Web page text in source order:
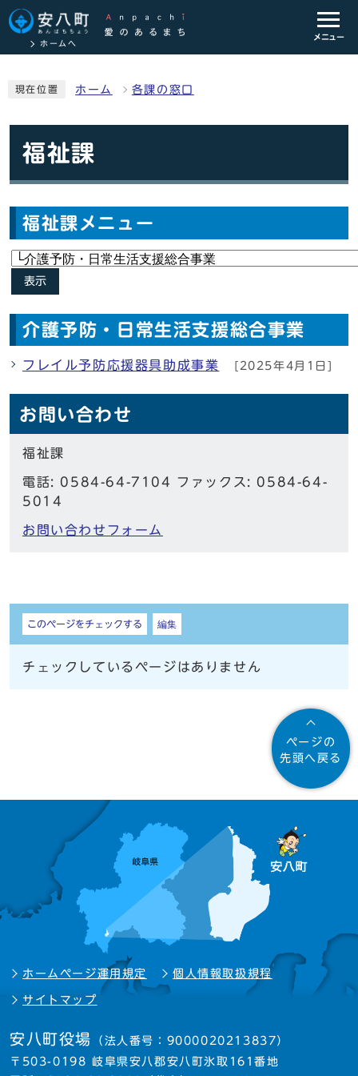
ホームへ
メニュー
現在位置 ホーム 各課の窓口
福祉課
福祉課メニュー
表示
介護予防・日常生活支援総合事業
フレイル予防応援器具助成事業 [2025年4月1日]
お問い合わせ
福祉課
電話: 0584-64-7104 ファックス: 0584-64-
5014
お問い合わせフォーム
しおり
このページをチェックする 編集
チェックしているページはありません
ページの
先頭へ戻る
ホームページ運用規定 個人情報取扱規程
サイトマップ
安八町役場 （法人番号：9000020213837）
〒503-0198 岐阜県安八郡安八町氷取161番地